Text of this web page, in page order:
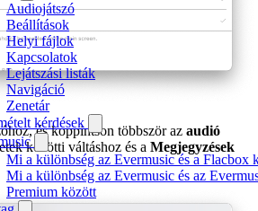
Audiojátszó
Beállítások
Helyi fájlok
Kapcsolatok
Lejátszási listák
Navigáció
Zenetár
kérdések
Mi a különbség az Evermusic és a Flacbox
Mi a különbség az Evermusic és az
Premium között
és koppintson többször az audió
közötti váltáshoz és a Megjegyzések